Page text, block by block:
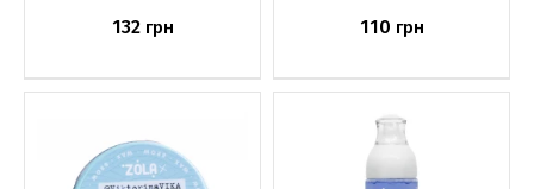
132грн 110 грн